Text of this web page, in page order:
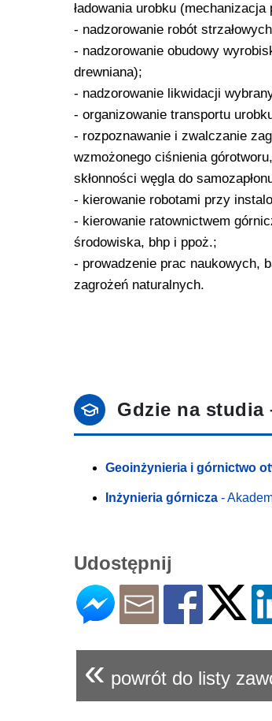
ładowania urobku (mechanizacja
- nadzorowanie robót
- nadzorowanie obudowy
drewniana);
- nadzorowanie likwidacji
- organizowanie transportu
- rozpoznawanie i zwalczanie
wzmożonego ciśnienia
skłonności węgla do
- kierowanie robotami przy
- kierowanie ratownictwem
środowiska, bhp i ppoż.;
- prowadzenie prac naukowych,
zagrożeń naturalnych.
Gdzie na studia
Geoinżynieria i górnictwo
Inżynieria górnicza -
Udostępnij
« powrót do listy